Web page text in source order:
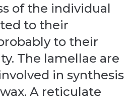
of the individual
to their
to their
The lamellae are
in synthesis
A reticulate